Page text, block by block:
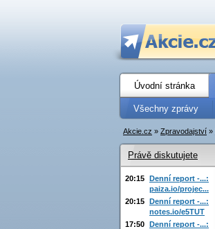
Úvodní stránka
Všechny zprávy
Akcie.cz » Zpravodajství »
Právě diskutujete
20:15 Denní report -...:
paiza.io/projec...
20:15 Denní report -...:
notes.io/e5TUT
17:50 Denní report -...: